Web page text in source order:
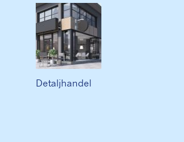
Detaljhandel